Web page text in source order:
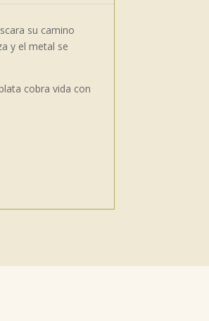
su camino
y el metal se
cobra vida con